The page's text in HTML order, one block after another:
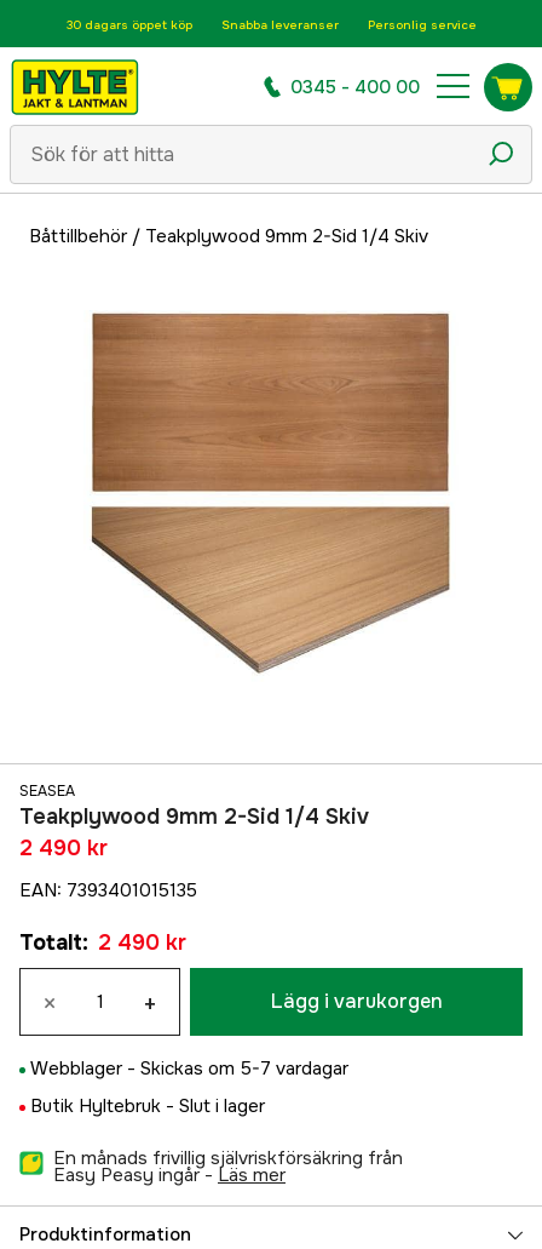
30 dagars öppet köp Snabba leveranser Personlig service
0345 - 400 00
Båttillbehör/ Teakplywood 9mm 2-Sid 1/4 Skiv
SEASEA
Teakplywood 9mm 2-Sid 1/4 Skiv
2 490 kr
EAN: 7393401015135
Totalt: 2 490 kr
× + Lägg i varukorgen
Webblager - Skickas om 5-7 vardagar
Butik Hyltebruk - Slut i lager
En månads frivillig självriskförsäkring från
Easy Peasy ingår - läs mer
Produktinformation